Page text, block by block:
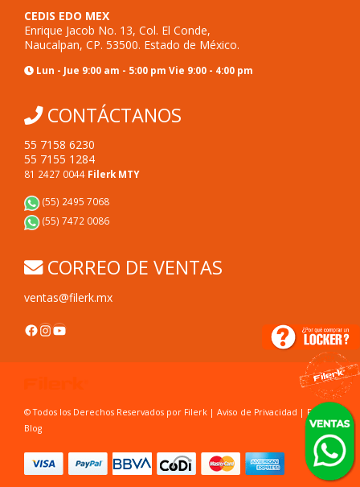
CEDIS EDO MEX
Enrique Jacob No. 13, Col. El Conde,
Naucalpan, CP. 53500. Estado de México.
Lun - Jue 9:00 am - 5:00 pm Vie 9:00 - 4:00 pm
CONTÁCTANOS
55 7158 6230
55 7155 1284
81 2427 0044 Filerk MTY
(55) 2495 7068
(55) 7472 0086
CORREO DE VENTAS
ventas@filerk.mx
Facebook
Instagram
YouTube
© Todos los Derechos Reservados por Filerk | Aviso de Privacidad | FAC's
Blog